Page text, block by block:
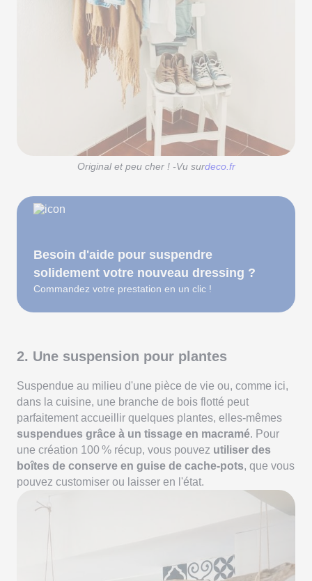
Original et peu cher ! -Vu surdeco.fr
Besoin d'aide pour suspendre
solidement votre nouveau dressing ?
Commandez votre prestation en un clic !
2. Une suspension pour plantes
Suspendue au milieu d'une pièce de vie ou, comme ici,
dans la cuisine, une branche de bois flotté peut
parfaitement accueillir quelques plantes, elles-mêmes
suspendues grâce à un tissage en macramé. Pour
une création 100 % récup, vous pouvez utiliser des
boîtes de conserve en guise de cache-pots, que vous
pouvez customiser ou laisser en l'état.